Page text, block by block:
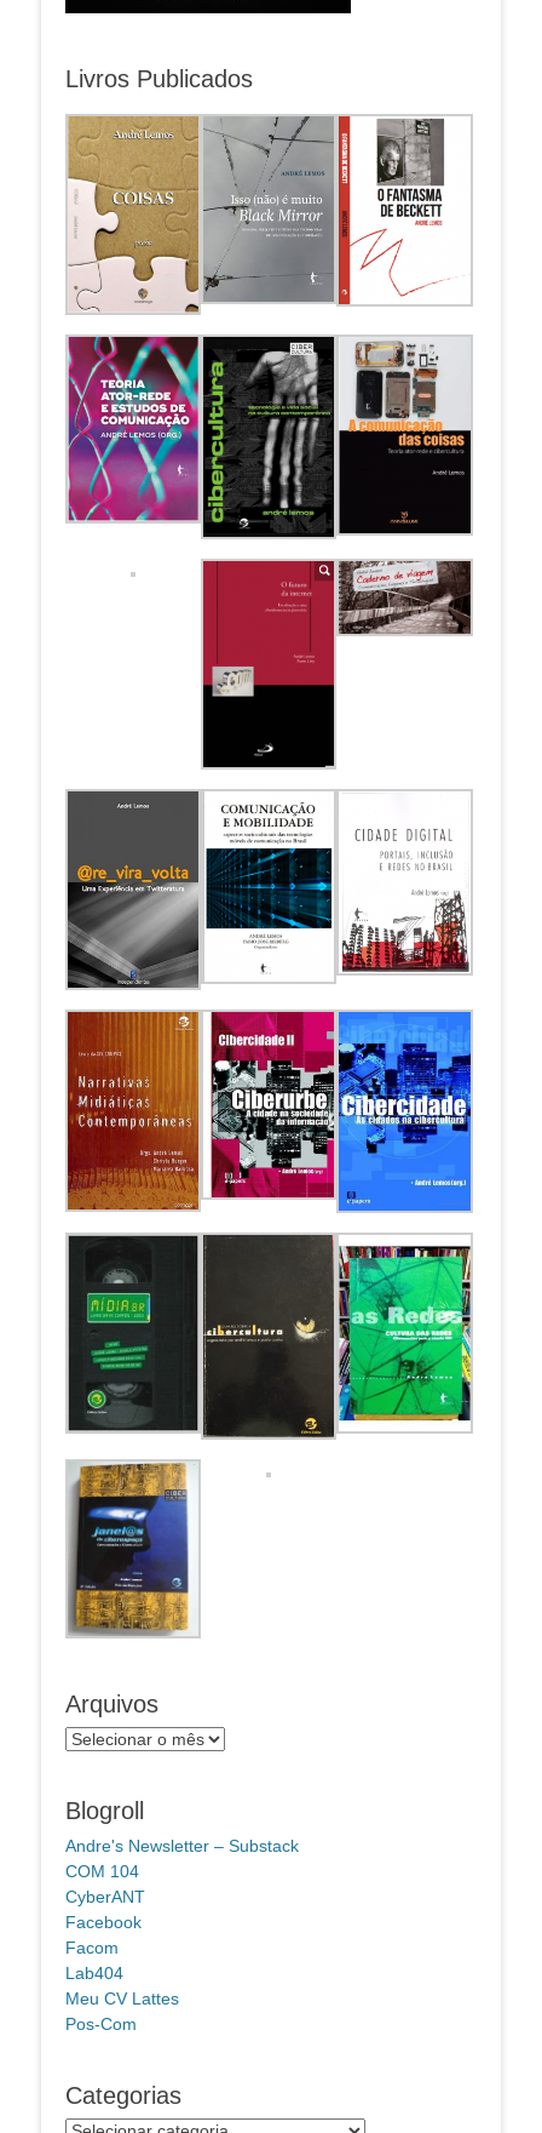
Livros Publicados
Arquivos
Arquivos
Blogroll
Andre's Newsletter – Substack
COM 104
CyberANT
Facebook
Facom
Lab404
Meu CV Lattes
Pos-Com
Categorias